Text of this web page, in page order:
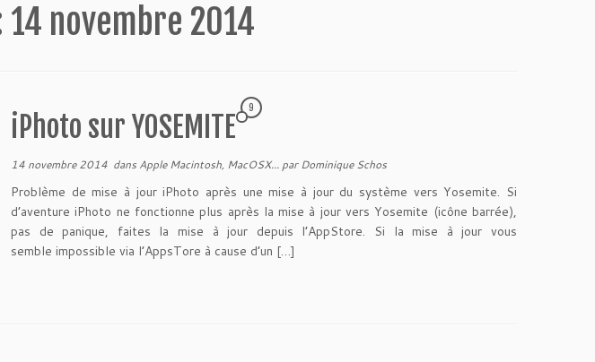
14 novembre 2014
iPhoto sur YOSEMITE
9
14 novembre 2014 dans Apple Macintosh, MacOSX... parDominique Schos
Problème de mise à jour iPhoto après une mise à jour du système vers Yosemite. Si
d’aventure iPhoto ne fonctionne plus après la mise à jour vers Yosemite (icône barrée),
pas de panique, faites la mise à jour depuis l’AppStore. Si la mise à jour vous
semble impossible via l’AppsTore à cause d’un […]